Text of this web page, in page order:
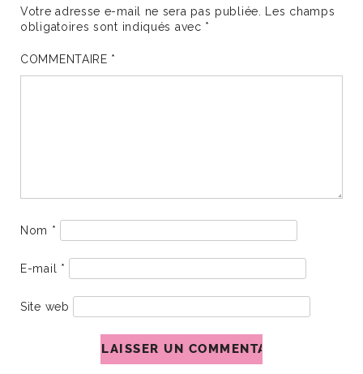
Votre adresse e-mail ne sera pas publiée. Les champs
obligatoires sont indiqués avec *
COMMENTAIRE *
Nom *
E-mail *
Site web